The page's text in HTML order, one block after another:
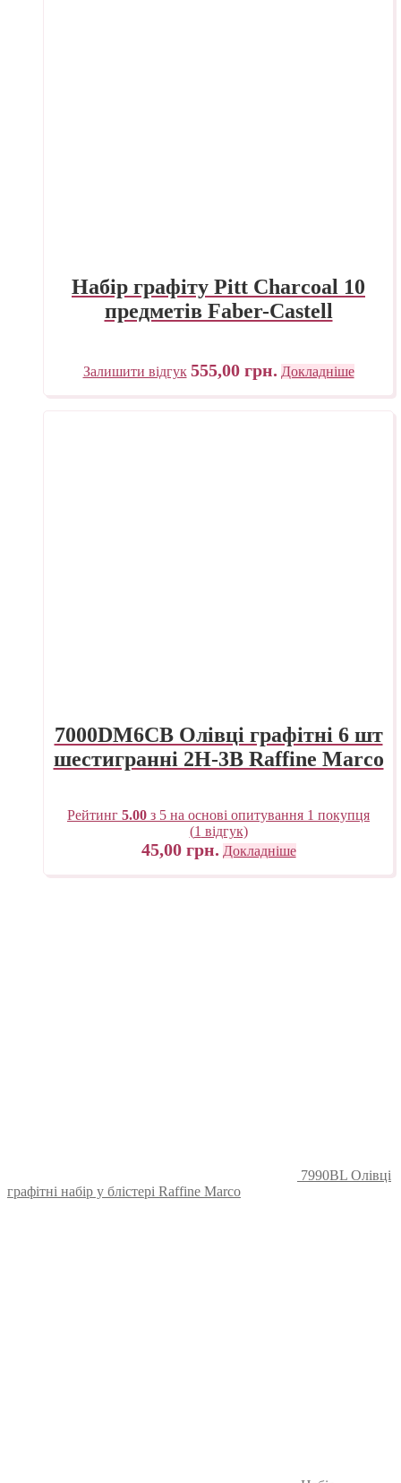
Набір графіту Pitt Charcoal 10
предметів Faber-Castell
Залишити відгук 555,00 грн. Докладніше
7000DM6CB Олівці графітні 6 шт
шестигранні 2H-3B Raffine Marco
Рейтинг 5.00 з 5 на основі опитування 1 покупця
(1 відгук)
45,00 грн. Докладніше
7990BL Олівці
графітні набір у блістері Raffine Marco